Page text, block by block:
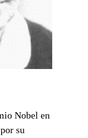
Nobel en
su